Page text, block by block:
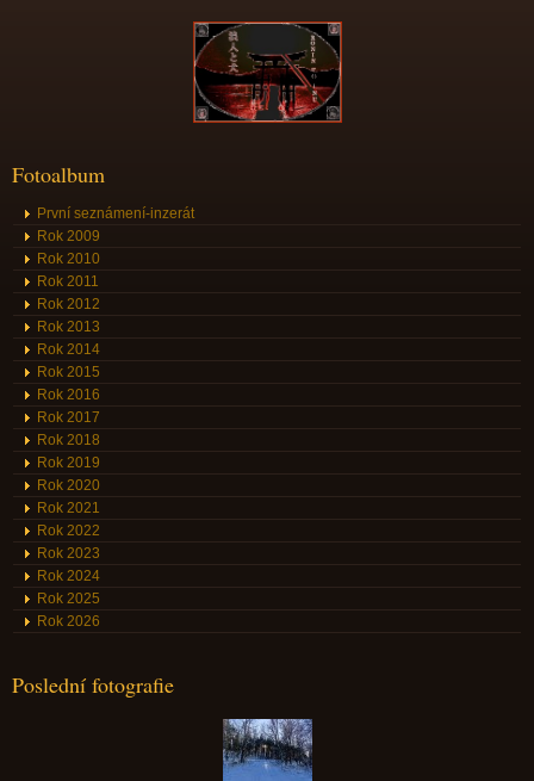
Fotoalbum
První seznámení-inzerát
Rok 2009
Rok 2010
Rok 2011
Rok 2012
Rok 2013
Rok 2014
Rok 2015
Rok 2016
Rok 2017
Rok 2018
Rok 2019
Rok 2020
Rok 2021
Rok 2022
Rok 2023
Rok 2024
Rok 2025
Rok 2026
Poslední fotografie